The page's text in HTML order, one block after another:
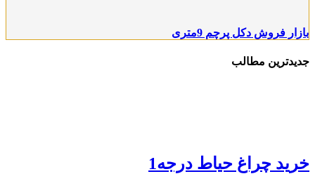
بازار فروش دکل پرچم 9متری
مطالب
چراغ حیاط درجه1